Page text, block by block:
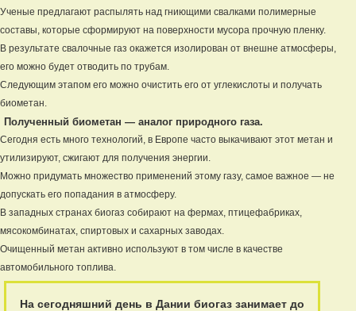
Ученые предлагают распылять над гниющими свалками полимерные
составы, которые сформируют на поверхности мусора прочную пленку.
В результате свалочные газ окажется изолирован от внешне атмосферы,
его можно будет отводить по трубам.
Следующим этапом его можно очистить его от углекислоты и получать
биометан.
Полученный биометан — аналог природного газа.
Сегодня есть много технологий, в Европе часто выкачивают этот метан и
утилизируют, сжигают для получения энергии.
Можно придумать множество применений этому газу, самое важное — не
допускать его попадания в атмосферу.
В западных странах биогаз собирают на фермах, птицефабриках,
мясокомбинатах, спиртовых и сахарных заводах.
Очищенный метан активно используют в том числе в качестве
автомобильного топлива.
На сегодняшний день в Дании биогаз занимает до